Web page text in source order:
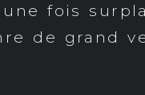
fois
de grand